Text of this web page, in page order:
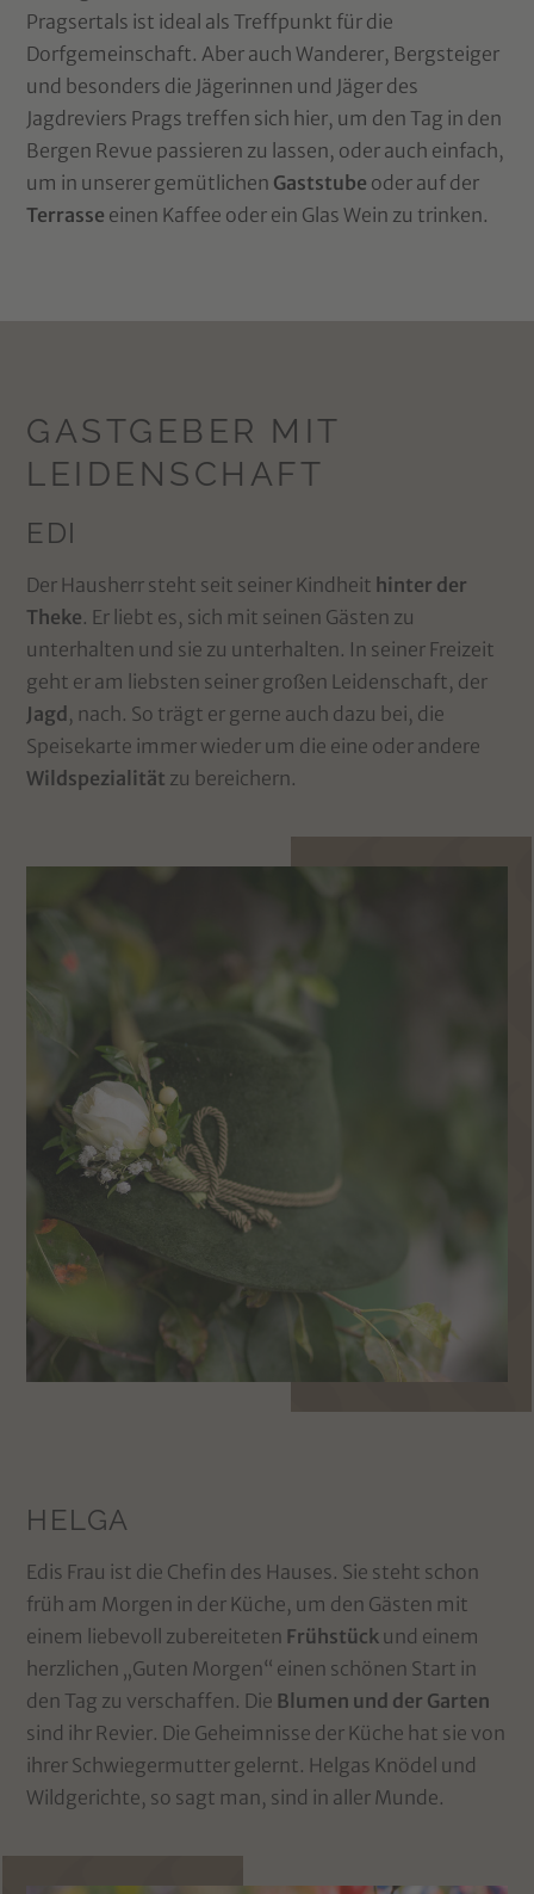
Pragsertals ist ideal als Treffpunkt für die
Dorfgemeinschaft. Aber auch Wanderer, Bergsteiger
und besonders die Jägerinnen und Jäger des
Jagdreviers Prags treffen sich hier, um den Tag in den
Bergen Revue passieren zu lassen, oder auch einfach,
um in unserer gemütlichen Gaststube oder auf der
Terrasse einen Kaffee oder ein Glas Wein zu trinken.
GASTGEBER MIT
LEIDENSCHAFT
EDI
Der Hausherr steht seit seiner Kindheit hinter der
Theke. Er liebt es, sich mit seinen Gästen zu
unterhalten und sie zu unterhalten. In seiner Freizeit
geht er am liebsten seiner großen Leidenschaft, der
Jagd , nach. So trägt er gerne auch dazu bei, die
Speisekarte immer wieder um die eine oder andere
Wildspezialität zu bereichern.
HELGA
Edis Frau ist die Chefin des Hauses. Sie steht schon
früh am Morgen in der Küche, um den Gästen mit
einem liebevoll zubereiteten Frühstück und einem
herzlichen „Guten Morgen“ einen schönen Start in
den Tag zu verschaffen. Die Blumen und der Garten
sind ihr Revier. Die Geheimnisse der Küche hat sie von
ihrer Schwiegermutter gelernt. Helgas Knödel und
Wildgerichte, so sagt man, sind in aller Munde.